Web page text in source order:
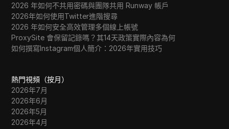
2026 年如何不共用密碼與團隊共用 Runway 帳戶
2026年如何使用Twitter進階搜尋
2026 年如何安全高效管理多個線上帳號
ProxySite 會保留記錄嗎？其14天政策實際內容為何
如何撰寫Instagram個人簡介：2026年實用技巧
熱門視頻（按月）
2026年7月
2026年6月
2026年5月
2026年4月